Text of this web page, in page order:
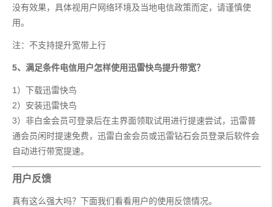
没有效果，具体视用户网络环境及当地电信政策而定，请谨慎使
用。
注：不支持提升宽带上行
5、满足条件电信用户怎样使用迅雷快鸟提升带宽？
1）下载迅雷快鸟
2）安装迅雷快鸟
3）非白金会员可登录后在主界面领取试用进行提速尝试，迅雷普
通会员闲时提速免费，迅雷白金会员或迅雷钻石会员登录后软件会
自动进行带宽提速。
用户反馈
真有这么强大吗？下面我们看看用户的使用反馈情况。